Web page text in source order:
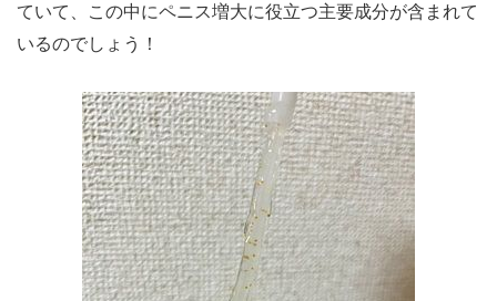
ていて、この中にペニス増大に役立つ主要成分が含まれて
いるのでしょう！